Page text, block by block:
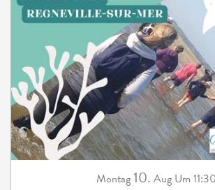
Montag 10. Aug Um 11:30